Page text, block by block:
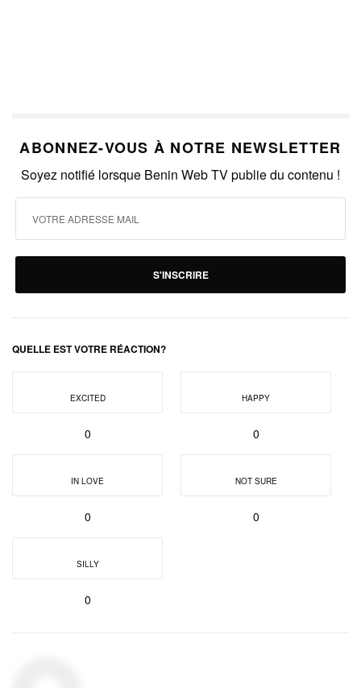
ABONNEZ-VOUS À NOTRE NEWSLETTER
Soyez notifié lorsque Benin Web TV publie du contenu !
S'INSCRIRE
QUELLE EST VOTRE RÉACTION?
EXCITED
0
HAPPY
0
IN LOVE
0
NOT SURE
0
SILLY
0